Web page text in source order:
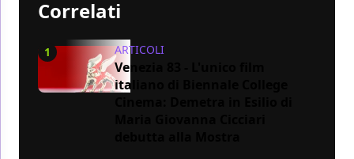
Correlati
1 ARTICOLI
Venezia 83 - L'unico film
italiano di Biennale College